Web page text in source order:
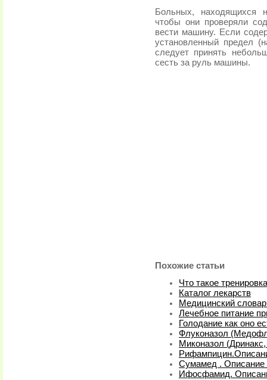
Больных, находящихся
чтобы они проверяли
вести машину. Если
установленный предел
следует принять
сесть за руль машины.
Похожие статьи
Что такое тренировка
Каталог лекарств
Медицинский
Лечебное питание
Голодание как оно
Флуконазол
Миконазол
Сумамед . Описание
Ифосфамид.